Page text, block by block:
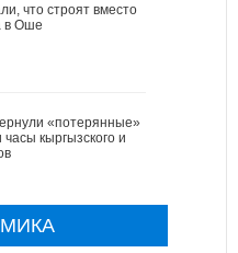
что строят вместо
в Оше
«потерянные»
часы кыргызского и